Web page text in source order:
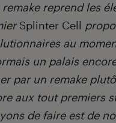
remake reprend les
Splinter Cell
au
un palais
par un remake
aux tout premiers
de faire est de